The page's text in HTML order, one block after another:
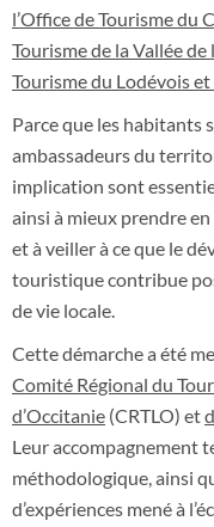
l’Office de Tourisme du
Tourisme de la Vallée de
Tourisme du Lodévois et
Parce que les habitants
ambassadeurs du
implication sont
ainsi à mieux prendre
et à veiller à ce que le
touristique contribue
de vie locale.
Cette démarche a été
Comité Régional du
d’Occitanie (CRTLO) et
Leur accompagnement
méthodologique, ainsi
d’expériences mené à